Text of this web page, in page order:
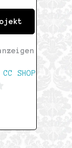
CC SHOP